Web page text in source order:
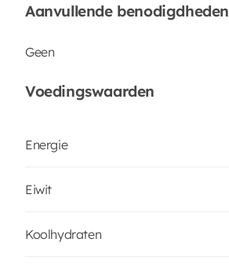
Aanvullende benodigdheden
Geen
Voedingswaarden
Energie
Eiwit
Koolhydraten